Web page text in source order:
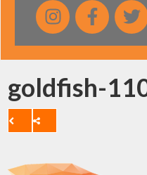
goldfish-